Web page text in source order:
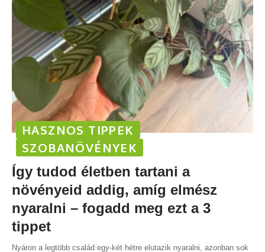
HASZNOS TIPPEK
SZOBANÖVÉNYEK
Így tudod életben tartani a
növényeid addig, amíg elmész
nyaralni – fogadd meg ezt a 3
tippet
Nyáron a legtöbb család egy-két hétre elutazik nyaralni, azonban sok